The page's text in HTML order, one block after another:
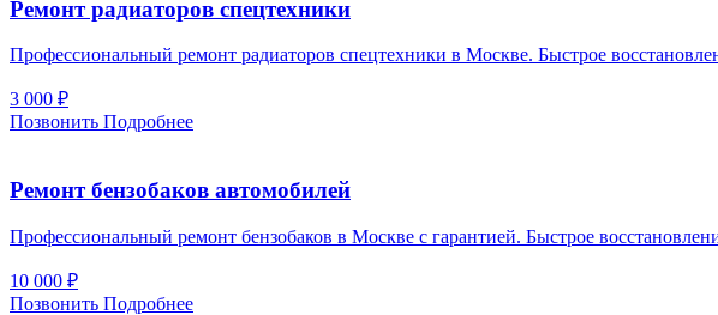
Ремонт радиаторов спецтехники
Профессиональный ремонт радиаторов спецтехники в Москве. Быстрое
3 000 ₽
Позвонить Подробнее
Ремонт бензобаков автомобилей
Профессиональный ремонт бензобаков в Москве с гарантией. Быстрое
10 000 ₽
Позвонить Подробнее